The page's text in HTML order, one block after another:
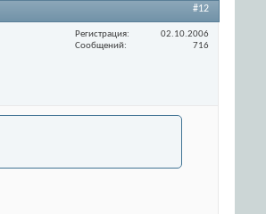
#12
Регистрация
02.10.2006
Сообщений
716